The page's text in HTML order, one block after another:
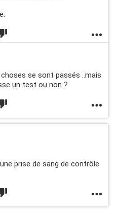
se sont passés ..mais
un test ou non ?
prise de sang de contrôle